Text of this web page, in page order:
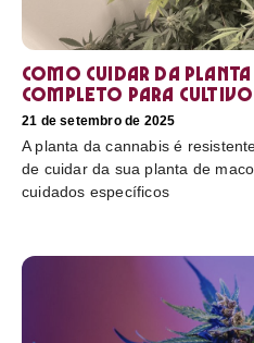
Como cuidar da planta
completo para cultivo
21 de setembro de 2025
A planta da cannabis é
de cuidar da sua planta de
cuidados específicos